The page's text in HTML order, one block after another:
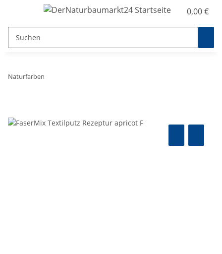
0,00 €
Naturfarben